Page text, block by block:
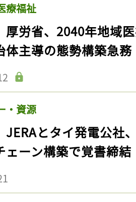
療福祉
厚労省、2040年地域
体主導の態勢構築急務
・資源
JERAとタイ発電公社
ェーン構築で覚書締結